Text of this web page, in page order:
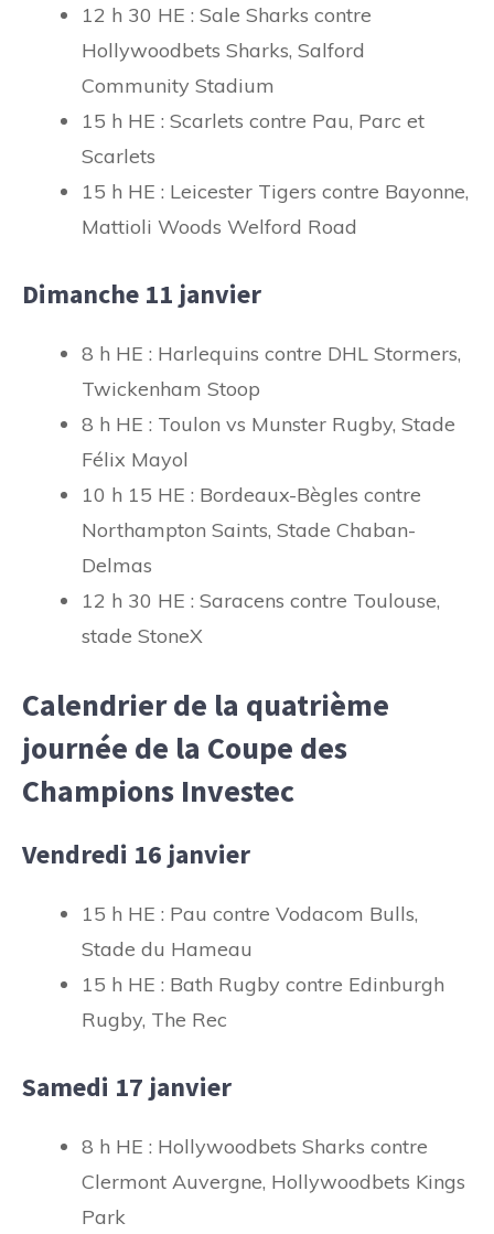
12 h 30 HE : Sale Sharks contre
Hollywoodbets Sharks, Salford
Community Stadium
15 h HE : Scarlets contre Pau, Parc et
Scarlets
15 h HE : Leicester Tigers contre Bayonne,
Mattioli Woods Welford Road
Dimanche 11 janvier
8 h HE : Harlequins contre DHL Stormers,
Twickenham Stoop
8 h HE : Toulon vs Munster Rugby, Stade
Félix Mayol
10 h 15 HE : Bordeaux-Bègles contre
Northampton Saints, Stade Chaban-
Delmas
12 h 30 HE : Saracens contre Toulouse,
stade StoneX
Calendrier de la quatrième
journée de la Coupe des
Champions Investec
Vendredi 16 janvier
15 h HE : Pau contre Vodacom Bulls,
Stade du Hameau
15 h HE : Bath Rugby contre Edinburgh
Rugby, The Rec
Samedi 17 janvier
8 h HE : Hollywoodbets Sharks contre
Clermont Auvergne, Hollywoodbets Kings
Park